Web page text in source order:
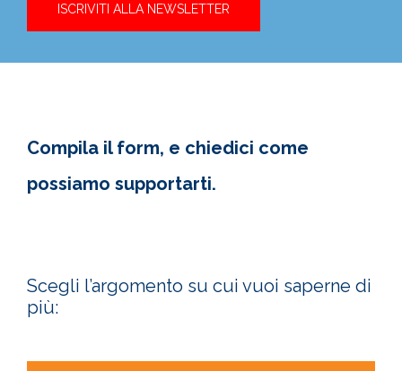
ISCRIVITI ALLA NEWSLETTER
Compila il form, e chiedici come
possiamo supportarti.
Scegli l’argomento su cui vuoi saperne di
più: